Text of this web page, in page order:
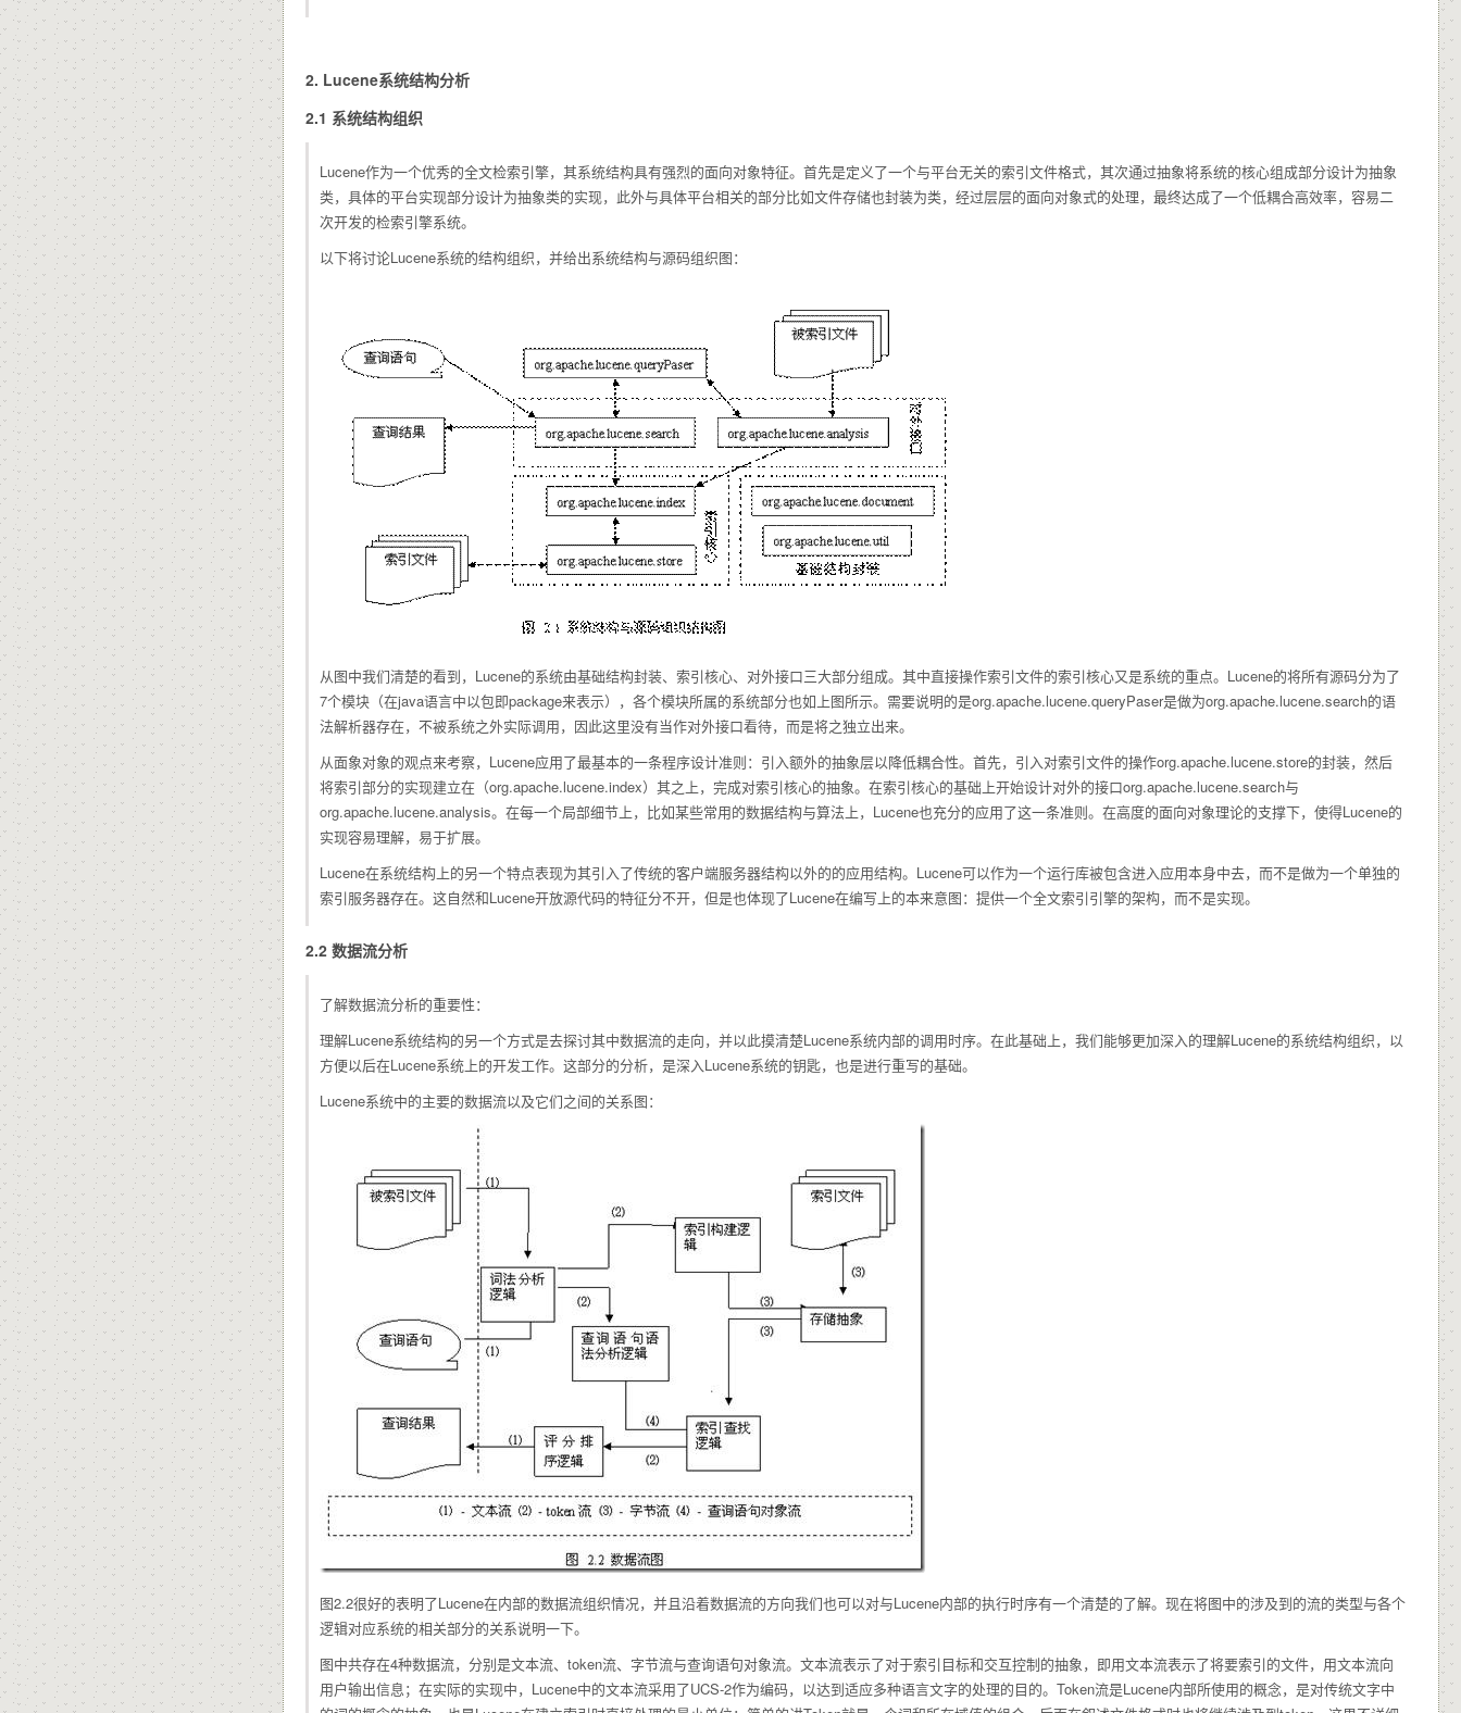
2. Lucene系统结构分析
2.1 系统结构组织
Lucene作为一个优秀的全文检索引擎，其系统结构具有强烈的面向对象特征。首先是定义了一个与平台无关的索引文件格式，其次通过抽象将系统的核心组成部分设计为抽象
类，具体的平台实现部分设计为抽象类的实现，此外与具体平台相关的部分比如文件存储也封装为类，经过层层的面向对象式的处理，最终达成了一个低耦合高效率，容易二
次开发的检索引擎系统。
以下将讨论Lucene系统的结构组织，并给出系统结构与源码组织图：
从图中我们清楚的看到，Lucene的系统由基础结构封装、索引核心、对外接口三大部分组成。其中直接操作索引文件的索引核心又是系统的重点。Lucene的将所有源码分为了
7个模块（在java语言中以包即package来表示），各个模块所属的系统部分也如上图所示。需要说明的是org.apache.lucene.queryPaser是做为org.apache.lucene.search的语
法解析器存在，不被系统之外实际调用，因此这里没有当作对外接口看待，而是将之独立出来。
从面象对象的观点来考察，Lucene应用了最基本的一条程序设计准则：引入额外的抽象层以降低耦合性。首先，引入对索引文件的操作org.apache.lucene.store的封装，然后
将索引部分的实现建立在（org.apache.lucene.index）其之上，完成对索引核心的抽象。在索引核心的基础上开始设计对外的接口org.apache.lucene.search与
org.apache.lucene.analysis。在每一个局部细节上，比如某些常用的数据结构与算法上，Lucene也充分的应用了这一条准则。在高度的面向对象理论的支撑下，使得Lucene的
实现容易理解，易于扩展。
Lucene在系统结构上的另一个特点表现为其引入了传统的客户端服务器结构以外的的应用结构。Lucene可以作为一个运行库被包含进入应用本身中去，而不是做为一个单独的
索引服务器存在。这自然和Lucene开放源代码的特征分不开，但是也体现了Lucene在编写上的本来意图：提供一个全文索引引擎的架构，而不是实现。
2.2 数据流分析
了解数据流分析的重要性：
理解Lucene系统结构的另一个方式是去探讨其中数据流的走向，并以此摸清楚Lucene系统内部的调用时序。在此基础上，我们能够更加深入的理解Lucene的系统结构组织，以
方便以后在Lucene系统上的开发工作。这部分的分析，是深入Lucene系统的钥匙，也是进行重写的基础。
Lucene系统中的主要的数据流以及它们之间的关系图：
图2.2很好的表明了Lucene在内部的数据流组织情况，并且沿着数据流的方向我们也可以对与Lucene内部的执行时序有一个清楚的了解。现在将图中的涉及到的流的类型与各个
逻辑对应系统的相关部分的关系说明一下。
图中共存在4种数据流，分别是文本流、token流、字节流与查询语句对象流。文本流表示了对于索引目标和交互控制的抽象，即用文本流表示了将要索引的文件，用文本流向
用户输出信息；在实际的实现中，Lucene中的文本流采用了UCS-2作为编码，以达到适应多种语言文字的处理的目的。Token流是Lucene内部所使用的概念，是对传统文字中